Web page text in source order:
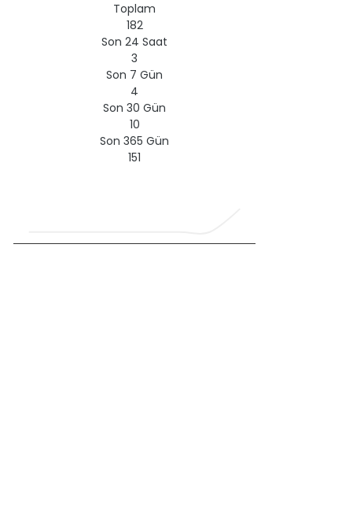
Toplam
182
Son 24 Saat
3
Son 7 Gün
4
Son 30 Gün
10
Son 365 Gün
151